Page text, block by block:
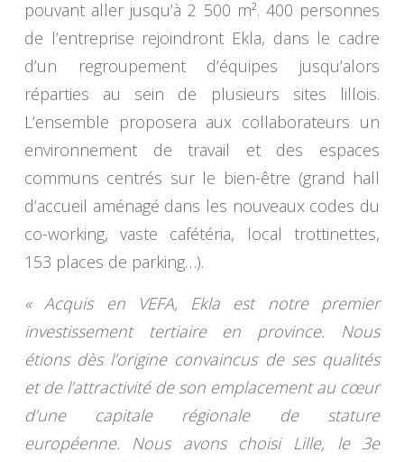
pouvant aller jusqu’à 2 500 m². 400 personnes
de l’entreprise rejoindront Ekla, dans le cadre
d’un regroupement d’équipes jusqu’alors
réparties au sein de plusieurs sites lillois.
L’ensemble proposera aux collaborateurs un
environnement de travail et des espaces
communs centrés sur le bien-être (grand hall
d’accueil aménagé dans les nouveaux codes du
co-working, vaste cafétéria, local trottinettes,
153 places de parking…).
« Acquis en VEFA, Ekla est notre premier
investissement tertiaire en province. Nous
étions dès l’origine convaincus de ses qualités
et de l’attractivité de son emplacement au cœur
d’une capitale régionale de stature
européenne. Nous avons choisi Lille, le 3e